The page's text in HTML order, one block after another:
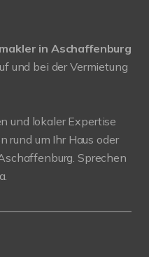
in Aschaffenburg
und bei der Vermietung
und lokaler Expertise
rund um Ihr Haus oder
Sprechen